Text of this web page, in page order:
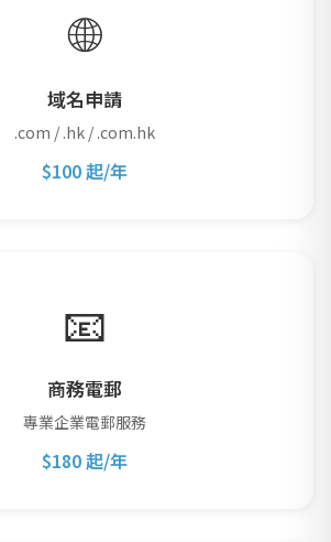
🌐
域名申請
.com / .hk / .com.hk
$100 起/年
📧
商務電郵
專業企業電郵服務
$180 起/年